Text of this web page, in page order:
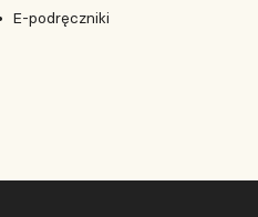
E-podręczniki